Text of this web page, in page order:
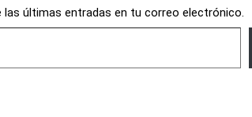
las últimas entradas en tu correo electrónico.